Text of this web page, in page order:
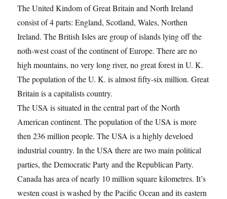
The United Kindom of Great Britain and North Ireland
consist of 4 parts: England, Scotland, Wales, Northen
Ireland. The British Isles are group of islands lying off the
noth-west coast of the continent of Europe. There are no
high mountains, no very long river, no great forest in U. K.
The population of the U. K. is almost fifty-six million. Great
Britain is a capitalists country.
The USA is situated in the central part of the North
American continent. The population of the USA is more
then 236 million people. The USA is a highly develoed
industrial country. In the USA there are two main political
parties, the Democratic Party and the Republican Party.
Canada has area of nearly 10 million square kilometres. It’s
westen coast is washed by the Pacific Ocean and its eastern